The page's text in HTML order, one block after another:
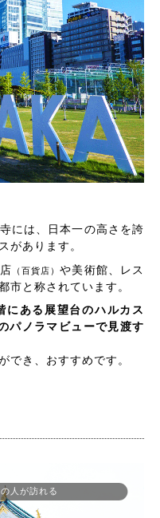
には、日本一の高さを誇
があります。
（百貨店）や美術館、レス
市と称されています。
にある展望台のハルカス
パノラマビューで見渡す
でき、おすすめです。
人が訪れる